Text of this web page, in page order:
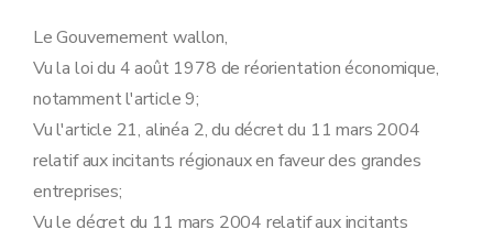
Art. 17
Art. 19
Section 2 La prime à l'emploi
Art. 21
Art. 22
Art. 24
Art. 25
Le Gouvernement wallon,
Vu la loi du 4 août 1978 de réorientation économique,
notamment l'article 9;
Vu l'article 21, alinéa 2, du décret du 11 mars 2004
relatif aux incitants régionaux en faveur des grandes
entreprises;
Vu le décret du 11 mars 2004 relatif aux incitants